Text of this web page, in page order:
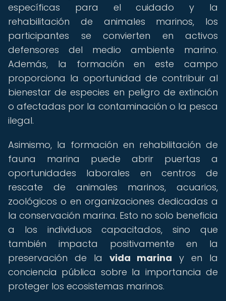
específicas para el cuidado y la
rehabilitación de animales marinos, los
participantes se convierten en activos
defensores del medio ambiente marino.
Además, la formación en este campo
proporciona la oportunidad de contribuir al
bienestar de especies en peligro de extinción
o afectadas por la contaminación o la pesca
ilegal.
Asimismo, la formación en rehabilitación de
fauna marina puede abrir puertas a
oportunidades laborales en centros de
rescate de animales marinos, acuarios,
zoológicos o en organizaciones dedicadas a
la conservación marina. Esto no solo beneficia
a los individuos capacitados, sino que
también impacta positivamente en la
preservación de la vida marina y en la
conciencia pública sobre la importancia de
proteger los ecosistemas marinos.